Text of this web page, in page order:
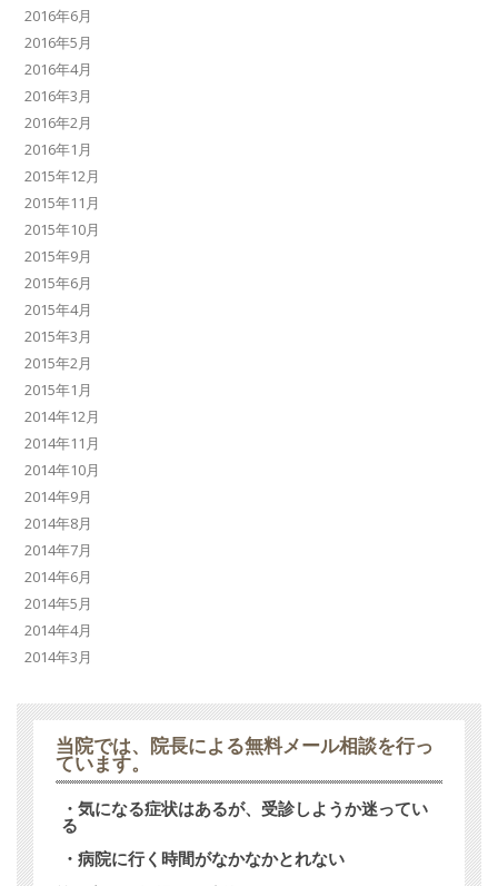
2016年6月
2016年5月
2016年4月
2016年3月
2016年2月
2016年1月
2015年12月
2015年11月
2015年10月
2015年9月
2015年6月
2015年4月
2015年3月
2015年2月
2015年1月
2014年12月
2014年11月
2014年10月
2014年9月
2014年8月
2014年7月
2014年6月
2014年5月
2014年4月
2014年3月
当院では、 院長による無料メール相談を行っ
ています。
・気になる症状はあるが、受診しようか迷ってい
る
・病院に行く時間がなかなかとれない